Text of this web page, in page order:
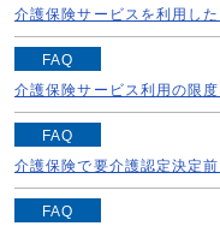
続きを読む
護が中心か、治療が
必要かなどによって
1」以上の方が利用で
続きを読む
介護保険サービスを利用し
介護保険のサービス
割～3割を利用者が負
は全額利用者が負担
を含む）したときは
続きを読む
FAQ
介護保険サービス利用の限
居宅サービス（訪問
ス・福祉用具の貸与
じた1カ月ごとの単位
1」・・・5,032単位
FAQ
介護保険で要介護認定決定
要介護認定の申請を
FAQ